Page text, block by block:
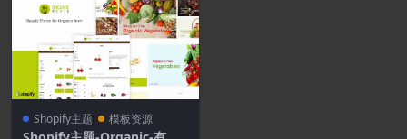
Shopify主题 模板资源